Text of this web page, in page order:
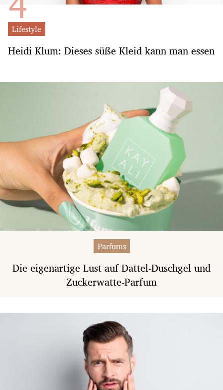
Lifestyle
Heidi Klum: Dieses süße Kleid kann man essen
Parfums
Die eigenartige Lust auf Dattel-Duschgel und
Zuckerwatte-Parfum